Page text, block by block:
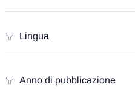
Lingua
Anno di pubblicazione